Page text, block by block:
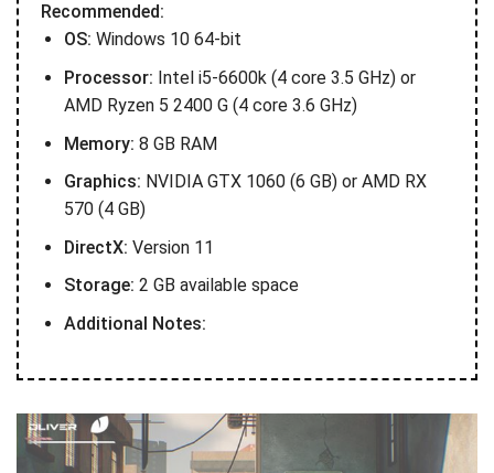
Recommended:
OS: Windows 10 64-bit
Processor: Intel i5-6600k (4 core 3.5 GHz) or
AMD Ryzen 5 2400 G (4 core 3.6 GHz)
Memory: 8 GB RAM
Graphics: NVIDIA GTX 1060 (6 GB) or AMD RX
570 (4 GB)
DirectX: Version 11
Storage: 2 GB available space
Additional Notes: